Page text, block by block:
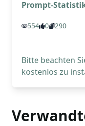
Prompt-
554 0 290
Bitte beachten
kostenlos zu